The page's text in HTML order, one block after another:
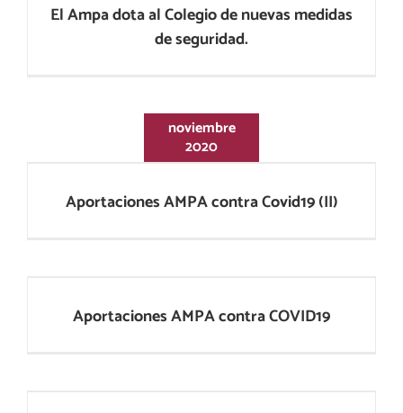
El Ampa dota al Colegio de nuevas medidas
de seguridad.
noviembre
2020
Aportaciones AMPA contra Covid19 (II)
Aportaciones AMPA contra Covid19 (II)
Aportaciones AMPA contra COVID19